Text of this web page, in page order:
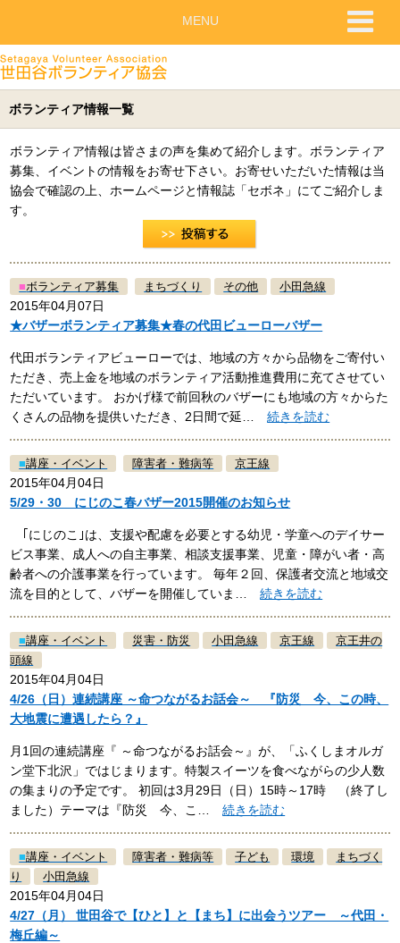
ボランティア情報一覧
ボランティア情報は皆さまの声を集めて紹介します。ボランティア
募集、イベントの情報をお寄せ下さい。お寄せいただいた情報は当
協会で確認の上、ホームページと情報誌「セボネ」にてご紹介しま
す。
■ボランティア募集 まちづくり その他 小田急線
2015年04月07日
★バザーボランティア募集★春の代田ビューローバザー
代田ボランティアビューローでは、地域の方々から品物をご寄付い
ただき、売上金を地域のボランティア活動推進費用に充てさせてい
ただいています。 おかげ様で前回秋のバザーにも地域の方々からた
くさんの品物を提供いただき、2日間で延…続きを読む
■講座・イベント 障害者・難病等 京王線
2015年04月04日
5/29・30 にじのこ春バザー2015開催のお知らせ
｢にじのこ｣は、支援や配慮を必要とする幼児・学童へのデイサー
ビス事業、成人への自主事業、相談支援事業、児童・障がい者・高
齢者への介護事業を行っています。 毎年２回、保護者交流と地域交
流を目的として、バザーを開催していま…続きを読む
■講座・イベント 災害・防災 小田急線 京王線
京王井の
頭線
2015年04月04日
4/26（日）連続講座 ～命つながるお話会～ 『防災 今、この時、
大地震に遭遇したら？』
月1回の連続講座『 ～命つながるお話会～』が、「ふくしまオルガ
ン堂下北沢」ではじまります。特製スイーツを食べながらの少人数
の集まりの予定です。 初回は3月29日（日）15時～17時 （終了し
ました）テーマは『防災 今、こ…続きを読む
■講座・イベント 障害者・難病等 子ども 環境
まちづく
り
小田急線
2015年04月04日
4/27（月） 世田谷で【ひと】と【まち】に出会うツアー ～代田・
梅丘編～
MENU